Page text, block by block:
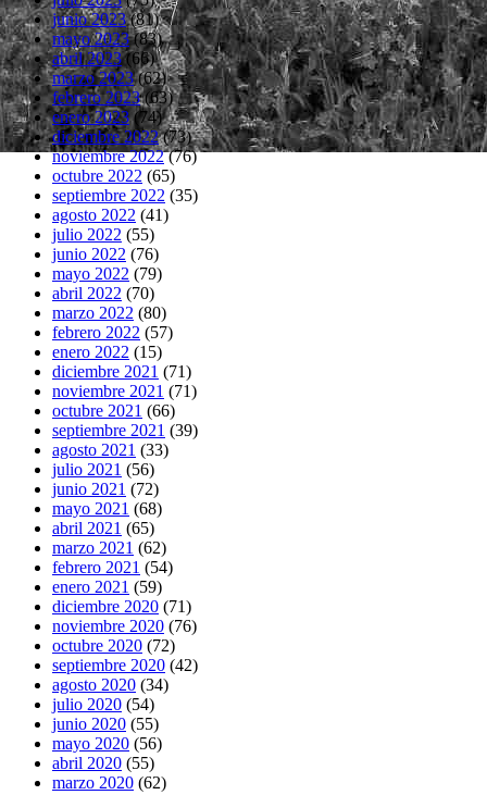
junio 2023(81)
mayo 2023(83)
abril 2023(66)
marzo 2023(62)
febrero 2023(63)
enero 2023(74)
diciembre 2022(73)
noviembre 2022(76)
octubre 2022 (65)
septiembre 2022 (35)
agosto 2022 (41)
julio 2022 (55)
junio 2022 (76)
mayo 2022 (79)
abril 2022 (70)
marzo 2022 (80)
febrero 2022 (57)
enero 2022 (15)
diciembre 2021 (71)
noviembre 2021 (71)
octubre 2021 (66)
septiembre 2021 (39)
agosto 2021 (33)
julio 2021 (56)
junio 2021 (72)
mayo 2021 (68)
abril 2021 (65)
marzo 2021 (62)
febrero 2021 (54)
enero 2021 (59)
diciembre 2020 (71)
noviembre 2020 (76)
octubre 2020 (72)
septiembre 2020 (42)
agosto 2020 (34)
julio 2020 (54)
junio 2020 (55)
mayo 2020 (56)
abril 2020 (55)
marzo 2020 (62)